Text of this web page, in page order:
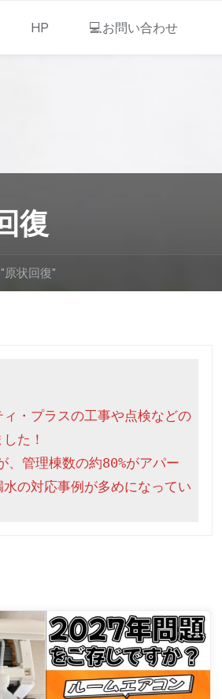
HP 💻お問い合わせ
復
原状回復"
・プラスの工事や点検などの
た！
管理棟数の約80%がアパー
の対応事例が多めになってい